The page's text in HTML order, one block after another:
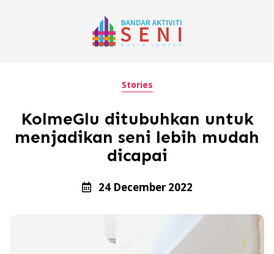
Stories
KolmeGlu ditubuhkan untuk
menjadikan seni lebih mudah
dicapai
24 December 2022